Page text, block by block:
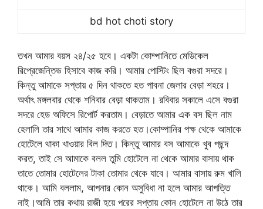
bd hot choti story
তখন আমার বয়স ২৪/২৫ হবে। একটা কোম্পানিতে মেডিকেল
রিপ্রেজেন্তিভ হিসাবে কাজ করি। আমার পোস্টিং ছিল বগুরা সদরে।
কিন্তু আমাকে সপ্তায় ৫ দিন থাকতে হত পাবনা জেলার বেড়া শহরে।
অর্থাৎ মঙ্গলবার থেকে শনিবার বেড়া থাকতাম। রবিবার সকালে এসে বগুরা
সদরে হেড অফিসে রিপোর্ট করতাম। বেড়াতে আমার এক বস ছিল নাম
হেলালি তার সাথে আমার কাজ করতে হত।কোম্পানির পক্ষ থেকে আমাকে
হোটেলে থাকা খাওয়ার বিল দিত। কিন্তু আমার বস আমাকে খুব পছন্দ
করত, তাই সে আমাকে বলল তুমি হোটেলে না থেকে আমার বাসায় থাক
তাতে তোমার হোটেলের টাকা তোমার থেকে যাবে। আমার বাসায় রুম খালি
থাকে। আমি বললাম, আপনার কোন অসুবিধা না হলে আমার আপত্তি
নাই।আমি তার কথায় রাজী হয়ে পরের সপ্তায় কোন হোটেলে না উঠে তার